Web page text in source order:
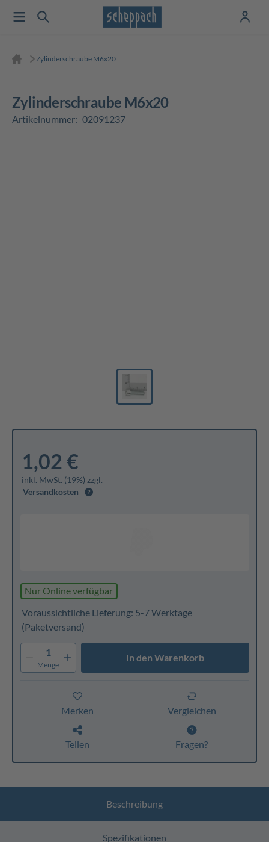
Zylinderschraube M6x20
Zylinderschraube M6x20
Artikelnummer: 02091237
1,02 €
inkl. MwSt. (19%) zzgl.
Versandkosten
Nur Online verfügbar
Voraussichtliche Lieferung: 5-7 Werktage
(Paketversand)
1
Menge
In den Warenkorb
Merken Vergleichen
Teilen Fragen?
Beschreibung
Spezifikationen